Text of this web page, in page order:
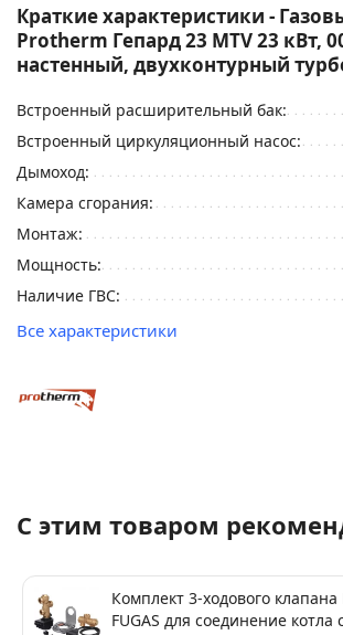
Краткие характеристики -
Protherm Гепард 23 MTV 23 кВт,
настенный, двухконтурный
Встроенный расширительный бак:
Встроенный циркуляционный насос:
Дымоход:
Камера сгорания:
Монтаж:
Мощность:
Наличие ГВС:
Все характеристики
С этим товаром
Комплект 3-ходового клапана
FUGAS для соединение котла